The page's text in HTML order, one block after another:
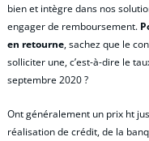
bien et intègre dans nos
engager de remboursement.
en retourne, sachez que le
solliciter une, c’est-à-dire le
septembre 2020 ?
Ont généralement un prix ht
réalisation de crédit, de la